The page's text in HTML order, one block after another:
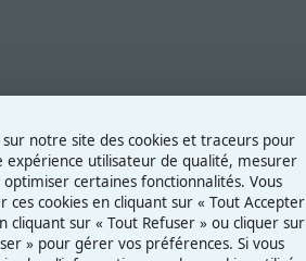
sur notre site des cookies et traceurs pour
expérience utilisateur de qualité, mesurer
optimiser certaines fonctionnalités. Vous
ces cookies en cliquant sur « Tout Accepter
cliquant sur « Tout Refuser » ou cliquer sur
» pour gérer vos préférences. Si vous